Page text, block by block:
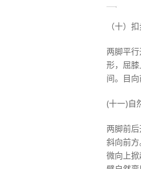
（十）
两脚平
形，屈
间。目向
(十一)自
两脚前
斜向前
微向上